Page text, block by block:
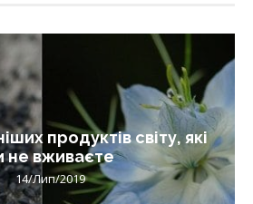
продуктів світу, які
не вживаєте
14/Лип/2019